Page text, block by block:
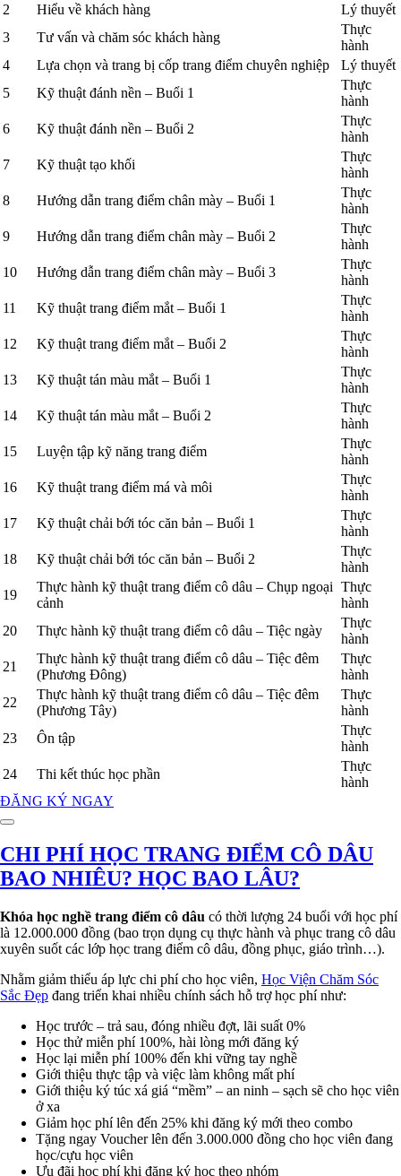
2
Hiểu về khách hàng
Lý thuyết
3
Tư vấn và chăm sóc khách hàng
Thực
hành
4
Lựa chọn và trang bị cốp trang điểm chuyên nghiệp
Lý thuyết
5
Kỹ thuật đánh nền – Buổi 1
Thực
hành
6
Kỹ thuật đánh nền – Buổi 2
Thực
hành
7
Kỹ thuật tạo khối
Thực
hành
8
Hướng dẫn trang điểm chân mày – Buổi 1
Thực
hành
9
Hướng dẫn trang điểm chân mày – Buổi 2
Thực
hành
10
Hướng dẫn trang điểm chân mày – Buổi 3
Thực
hành
11
Kỹ thuật trang điểm mắt – Buổi 1
Thực
hành
12
Kỹ thuật trang điểm mắt – Buổi 2
Thực
hành
13
Kỹ thuật tán màu mắt – Buổi 1
Thực
hành
14
Kỹ thuật tán màu mắt – Buổi 2
Thực
hành
15
Luyện tập kỹ năng trang điểm
Thực
hành
16
Kỹ thuật trang điểm má và môi
Thực
hành
17
Kỹ thuật chải bới tóc căn bản – Buổi 1
Thực
hành
18
Kỹ thuật chải bới tóc căn bản – Buổi 2
Thực
hành
19
Thực hành kỹ thuật trang điểm cô dâu – Chụp ngoại
cảnh
Thực
hành
20
Thực hành kỹ thuật trang điểm cô dâu – Tiệc ngày
Thực
hành
21
Thực hành kỹ thuật trang điểm cô dâu – Tiệc đêm
(Phương Đông)
Thực
hành
22
Thực hành kỹ thuật trang điểm cô dâu – Tiệc đêm
(Phương Tây)
Thực
hành
23
Ôn tập
Thực
hành
24
Thi kết thúc học phần
Thực
hành
ĐĂNG KÝ NGAY
CHI PHÍ HỌC TRANG ĐIỂM CÔ DÂU
BAO NHIÊU? HỌC BAO LÂU?
Khóa học nghề trang điểm cô dâu có thời lượng 24 buổi với học phí
là 12.000.000 đồng (bao trọn dụng cụ thực hành và phục trang cô dâu
xuyên suốt các lớp học trang điểm cô dâu, đồng phục, giáo trình…).
Nhằm giảm thiểu áp lực chi phí cho học viên, Học Viện Chăm Sóc
Sắc Đẹp đang triển khai nhiều chính sách hỗ trợ học phí như:
Học trước – trả sau, đóng nhiều đợt, lãi suất 0%
Học thử miễn phí 100%, hài lòng mới đăng ký
Học lại miễn phí 100% đến khi vững tay nghề
Giới thiệu thực tập và việc làm không mất phí
Giới thiệu ký túc xá giá “mềm” – an ninh – sạch sẽ cho học viên
ở xa
Giảm học phí lên đến 25% khi đăng ký mới theo combo
Tặng ngay Voucher lên đến 3.000.000 đồng cho học viên đang
học/cựu học viên
Ưu đãi học phí khi đăng ký học theo nhóm